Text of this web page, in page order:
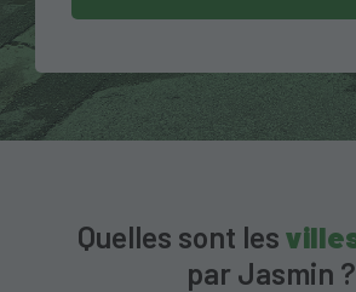
Quelles sont les
par Jasmin ?